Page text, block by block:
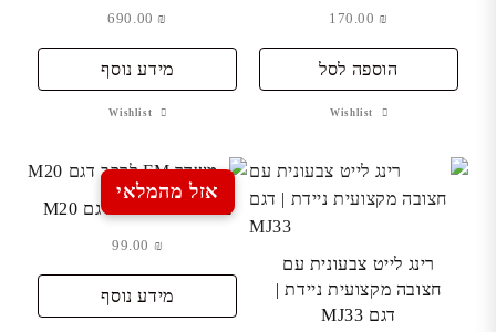
₪
הוספה לסל
Wishlist
₪
מידע נוסף
Wishlist
רינג לייט צבעונית עם
חצובה מקצועית ניידת |
דגם MJ33
אזל מהמלאי
משדר FM לרכב דגם M20
₪
מידע נוסף